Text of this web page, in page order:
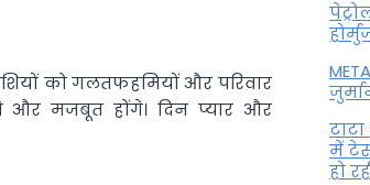
को गलतफहमियों और परिवार
और मजबूत होंगे। दिन प्यार और
में
हो